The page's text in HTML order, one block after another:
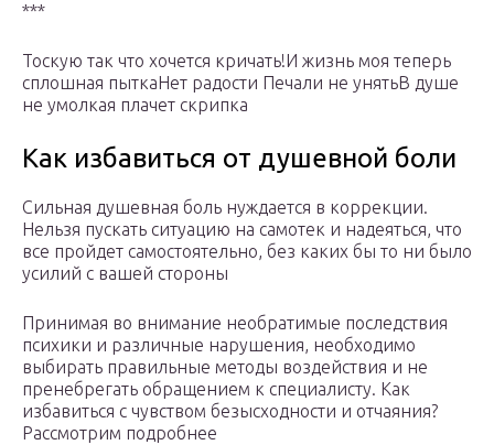
***
Тоскую так что хочется кричать!И жизнь моя теперь
сплошная пыткаНет радости Печали не унятьВ душе
не умолкая плачет скрипка
Как избавиться от душевной боли
Сильная душевная боль нуждается в коррекции.
Нельзя пускать ситуацию на самотек и надеяться, что
все пройдет самостоятельно, без каких бы то ни было
усилий с вашей стороны
Принимая во внимание необратимые последствия
психики и различные нарушения, необходимо
выбирать правильные методы воздействия и не
пренебрегать обращением к специалисту. Как
избавиться с чувством безысходности и отчаяния?
Рассмотрим подробнее